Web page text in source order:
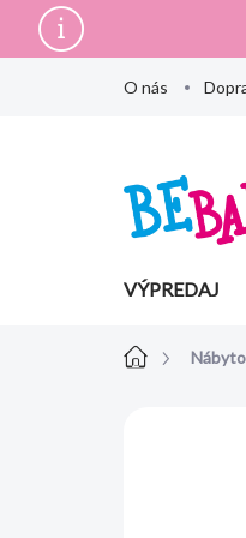
obsah
O nás
VÝPREDAJ
Domov